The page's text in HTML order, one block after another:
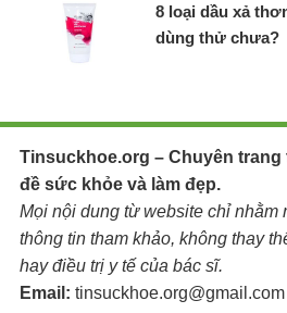
8 loại dầu xả
dùng thử chưa?
Tinsuckhoe.org – Chuyên trang
đề sức khỏe và làm đẹp.
Mọi nội dung từ website chỉ nhằm
thông tin tham khảo, không thay
hay điều trị y tế của bác sĩ.
Email: tinsuckhoe.org@gmail.com